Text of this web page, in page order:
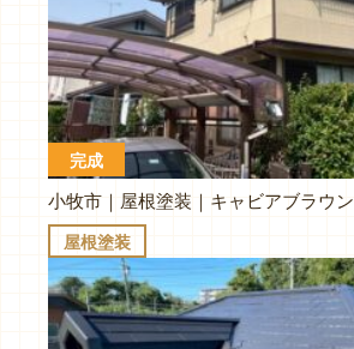
完成
小牧市｜屋根塗装｜キャビアブラウン
屋根塗装